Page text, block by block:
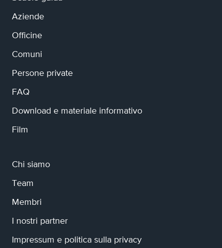
Aziende
Officine
Comuni
Persone private
FAQ
Download e materiale informativo
Film
Chi siamo
Team
Membri
I nostri partner
Impressum e politica sulla privacy